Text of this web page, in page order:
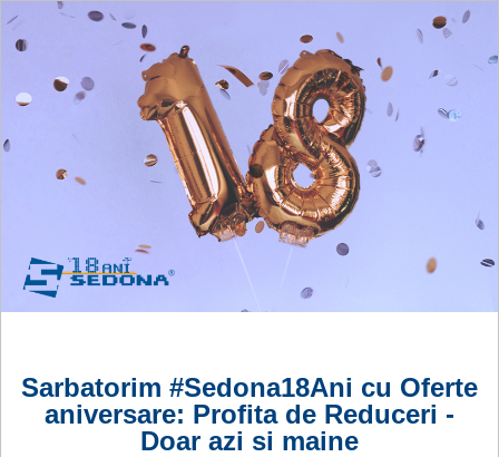
Sarbatorim #Sedona18Ani cu Oferte
aniversare: Profita de Reduceri -
Doar azi si maine